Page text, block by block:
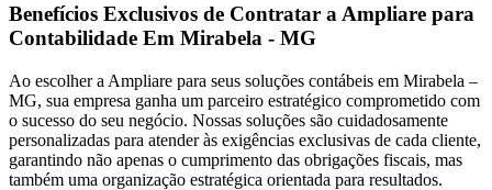
Benefícios Exclusivos de Contratar a Ampliare para
Contabilidade Em Mirabela - MG
Ao escolher a Ampliare para seus soluções contábeis em Mirabela –
MG, sua empresa ganha um parceiro estratégico comprometido com
o sucesso do seu negócio. Nossas soluções são cuidadosamente
personalizadas para atender às exigências exclusivas de cada cliente,
garantindo não apenas o cumprimento das obrigações fiscais, mas
também uma organização estratégica orientada para resultados.